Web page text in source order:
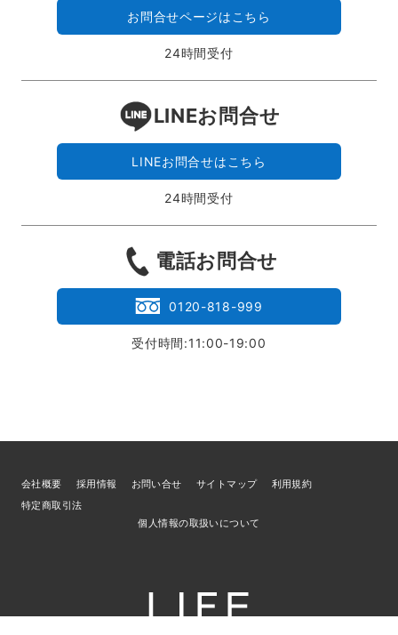
お問合せページはこちら
24時間受付
LINEお問合せ
LINEお問合せはこちら
24時間受付
電話お問合せ
0120-818-999
受付時間:11:00-19:00
会社概要 採用情報 お問い合せ サイトマップ
利用規約
特定商取引法
個人情報の取扱いについて